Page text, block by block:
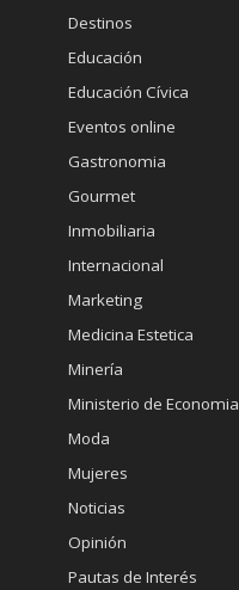
Destinos
Educación
Educación Cívica
Eventos online
Gastronomia
Gourmet
Inmobiliaria
Internacional
Marketing
Medicina Estetica
Minería
Ministerio de Economia
Moda
Mujeres
Noticias
Opinión
Pautas de Interés